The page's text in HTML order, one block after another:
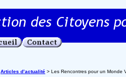
Articles d’actualité > Les Rencontres pour un Monde